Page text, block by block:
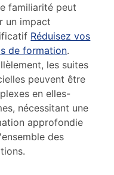
familiarité peut
un impact
Réduisez vos
de formation.
les suites
peuvent être
en elles-
nécessitant une
approfondie
des